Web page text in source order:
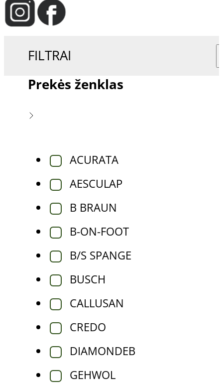
FILTRAI
Prekės ženklas
ACURATA
AESCULAP
B BRAUN
B-ON-FOOT
B/S SPANGE
BUSCH
CALLUSAN
CREDO
DIAMONDEB
GEHWOL